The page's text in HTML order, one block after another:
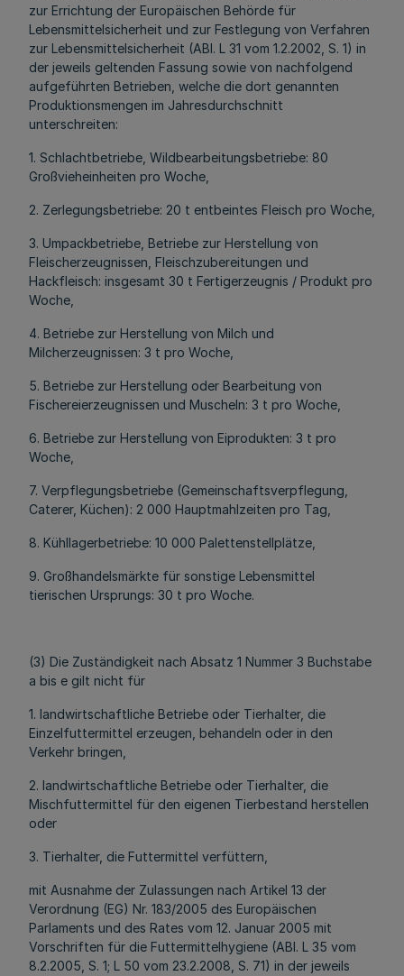
zur Errichtung der Europäischen Behörde für
Lebensmittelsicherheit und zur Festlegung von Verfahren
zur Lebensmittelsicherheit (ABl. L 31 vom 1.2.2002, S. 1) in
der jeweils geltenden Fassung sowie von nachfolgend
aufgeführten Betrieben, welche die dort genannten
Produktionsmengen im Jahresdurchschnitt
unterschreiten:
1. Schlachtbetriebe, Wildbearbeitungsbetriebe: 80
Großvieheinheiten pro Woche,
2. Zerlegungsbetriebe: 20 t entbeintes Fleisch pro Woche,
3. Umpackbetriebe, Betriebe zur Herstellung von
Fleischerzeugnissen, Fleischzubereitungen und
Hackfleisch: insgesamt 30 t Fertigerzeugnis / Produkt pro
Woche,
4. Betriebe zur Herstellung von Milch und
Milcherzeugnissen: 3 t pro Woche,
5. Betriebe zur Herstellung oder Bearbeitung von
Fischereierzeugnissen und Muscheln: 3 t pro Woche,
6. Betriebe zur Herstellung von Eiprodukten: 3 t pro
Woche,
7. Verpflegungsbetriebe (Gemeinschaftsverpflegung,
Caterer, Küchen): 2 000 Hauptmahlzeiten pro Tag,
8. Kühllagerbetriebe: 10 000 Palettenstellplätze,
9. Großhandelsmärkte für sonstige Lebensmittel
tierischen Ursprungs: 30 t pro Woche.
(3) Die Zuständigkeit nach Absatz 1 Nummer 3 Buchstabe
a bis e gilt nicht für
1. landwirtschaftliche Betriebe oder Tierhalter, die
Einzelfuttermittel erzeugen, behandeln oder in den
Verkehr bringen,
2. landwirtschaftliche Betriebe oder Tierhalter, die
Mischfuttermittel für den eigenen Tierbestand herstellen
oder
3. Tierhalter, die Futtermittel verfüttern,
mit Ausnahme der Zulassungen nach Artikel 13 der
Verordnung (EG) Nr. 183/2005 des Europäischen
Parlaments und des Rates vom 12. Januar 2005 mit
Vorschriften für die Futtermittelhygiene (ABl. L 35 vom
8.2.2005, S. 1; L 50 vom 23.2.2008, S. 71) in der jeweils